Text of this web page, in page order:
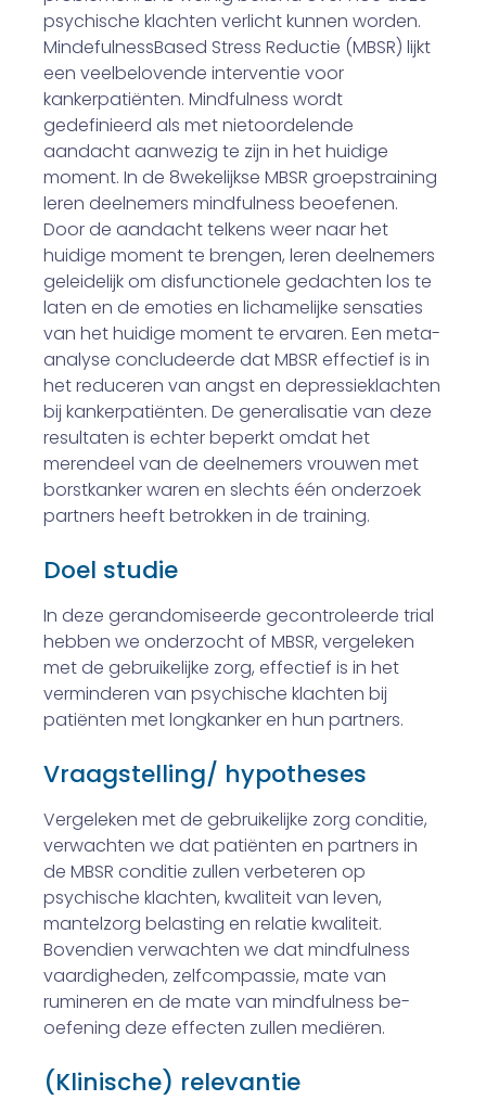
psychische klachten verlicht kunnen worden.
Mindefulness­Based Stress Reductie (MBSR) lijkt
een veelbelovende interventie voor
kankerpatiënten. Mind­fulness wordt
gedefinieerd als met niet­oordelende
aandacht aanwezig te zijn in het huidige
moment. In de 8­wekelijkse MBSR groepstraining
leren deelnemers mindfulness beoefenen.
Door de aandacht telkens weer naar het
huidige moment te brengen, leren deel­nemers
geleidelijk om disfunctionele gedachten los te
laten en de emoties en lichamelijke sensaties
van het huidige moment te ervaren. Een meta­
analyse concludeerde dat MBSR effectief is in
het reduceren van angst­ en depressieklachten
bij kankerpatiënten. De generalisatie van deze
resultaten is echter beperkt omdat het
merendeel van de deelnemers vrouwen met
borstkanker waren en slechts één onderzoek
partners heeft betrokken in de training.
Doel studie
In deze gerandomiseerde gecontroleerde trial
hebben we onderzocht of MBSR, vergeleken
met de gebruikelijke zorg, effectief is in het
verminderen van psychische klachten bij
patiënten met longkanker en hun partners.
Vraagstelling/ hypotheses
Vergeleken met de gebruikelijke zorg conditie,
verwachten we dat patiënten en partners in
de MBSR conditie zullen verbeteren op
psychische klachten, kwaliteit van leven,
mantelzorg belasting en relatie kwaliteit.
Bovendien verwachten we dat mindfulness
vaardigheden, zelfcompassie, mate van
rumineren en de mate van mindfulness be­
oefening deze effecten zullen mediëren.
(Klinische) relevantie